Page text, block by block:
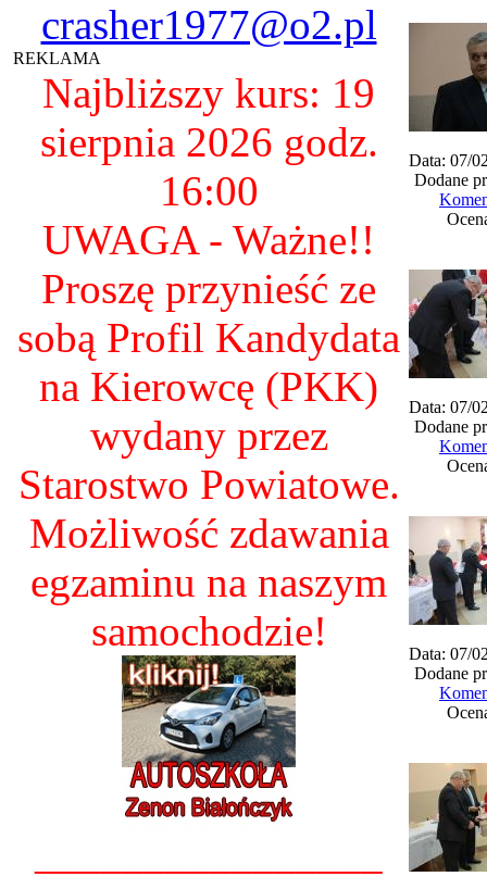
crasher1977@o2.pl
REKLAMA
Najbliższy kurs: 19
sierpnia 2026 godz.
16:00
UWAGA - Ważne!!
Proszę przynieść ze
sobą Profil Kandydata
na Kierowcę (PKK)
wydany przez
Starostwo Powiatowe.
Możliwość zdawania
egzaminu na naszym
samochodzie!
Data: 07/
Dodane
Data: 07/
Dodane
Data: 07/
Dodane